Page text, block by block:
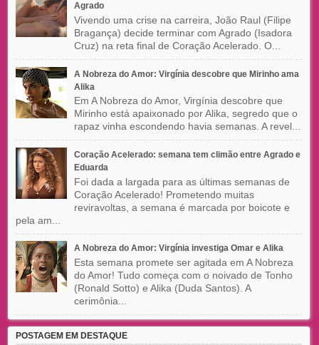
Agrado
Vivendo uma crise na carreira, João Raul (Filipe
Bragança) decide terminar com Agrado (Isadora
Cruz) na reta final de Coração Acelerado. O...
A Nobreza do Amor: Virgínia descobre que Mirinho ama
Alika
Em A Nobreza do Amor, Virgínia descobre que
Mirinho está apaixonado por Alika, segredo que o
rapaz vinha escondendo havia semanas. A revel...
Coração Acelerado: semana tem climão entre Agrado e
Eduarda
Foi dada a largada para as últimas semanas de
Coração Acelerado! Prometendo muitas
reviravoltas, a semana é marcada por boicote e
pela am...
A Nobreza do Amor: Virgínia investiga Omar e Alika
Esta semana promete ser agitada em A Nobreza
do Amor! Tudo começa com o noivado de Tonho
(Ronald Sotto) e Alika (Duda Santos). A
cerimônia...
POSTAGEM EM DESTAQUE